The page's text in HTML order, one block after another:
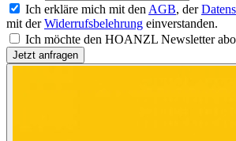
Ich erkläre mich mit den AGB, der
mit derWiderrufsbelehrung einverstanden.
Ich möchte den HOANZL Newsletter